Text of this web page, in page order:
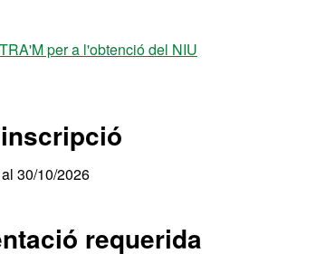
per a l'obtenció del NIU
30/10/2026
requerida